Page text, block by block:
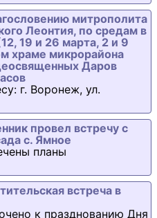
митрополита
Леонтия, по средам в
19 и 26 марта, 2 и 9
храме микрорайона
Даров
г. Воронеж, ул.
провел встречу с
с. Ямное
планы
встреча в
к празднованию Дня